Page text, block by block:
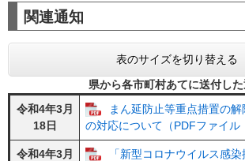
関連通知
表のサイズを切り替える
県から各市町村あてに送付し
令和4年3月
18日
まん延防止等重点措置の
の対応について（PDFファイル
令和4年3月
「新型コロナウイルス感